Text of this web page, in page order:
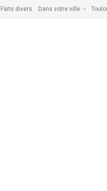
Faits divers Dans votre ville